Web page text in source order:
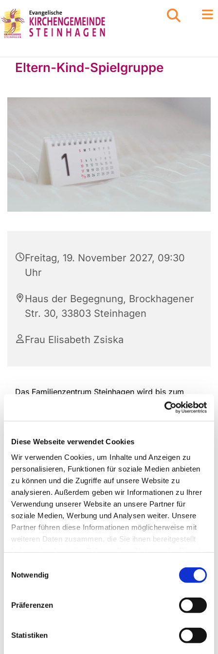
Diese Webseite verwendet Cookies
Wir verwenden Cookies, um Inhalte und Anzeigen zu
personalisieren, Funktionen für soziale Medien anbieten
zu können und die Zugriffe auf unsere Website zu
analysieren. Außerdem geben wir Informationen zu Ihrer
Verwendung unserer Website an unsere Partner für
soziale Medien, Werbung und Analysen weiter. Unsere
Partner führen diese Informationen möglicherweise mit
weiteren Daten zusammen, die Sie ihnen bereitgestellt
Notwendig
Präferenzen
Statistiken
Eltern-Kind-Spielgruppe
Freitag, 19. November 2027, 09:30
Uhr
Haus der Begegnung, Brockhagener
Str. 30, 33803 Steinhagen
Frau Elisabeth Zsiska
Das Familienzentrum Steinhagen wird bis zum
Ende des Jahres durchgehend weiterhin die Eltern-
Kind-Spielgruppen in der Altersspanne von 6
Eine Anmeldung ist notwendig, damit wir planen
können. Bitte informieren und melden Sie sich bei
Frau Elisabeth Zsiska, Tel.: 05204 / 88 82 13